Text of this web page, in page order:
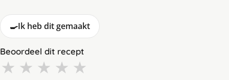
🍳Ik heb dit gemaakt
Beoordeel dit recept
★ ★ ★ ★ ★